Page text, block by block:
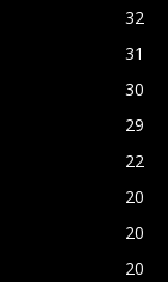
32
31
30
29
22
20
20
20